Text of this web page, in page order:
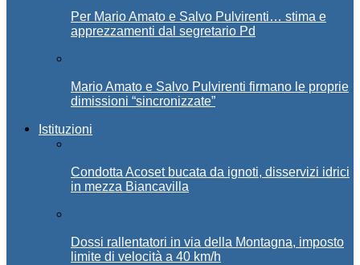
Per Mario Amato e Salvo Pulvirenti… stima e
apprezzamenti dal segretario Pd
Mario Amato e Salvo Pulvirenti firmano le proprie
dimissioni “sincronizzate”
Istituzioni
Condotta Acoset bucata da ignoti, disservizi idrici
in mezza Biancavilla
Dossi rallentatori in via della Montagna, imposto
limite di velocità a 40 km/h